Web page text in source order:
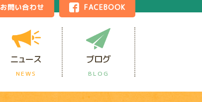
お問い合わせ FACEBOOK
ニュース
NEWS
ブログ
BLOG